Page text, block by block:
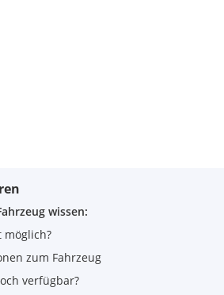
wissen:
möglich?
zum Fahrzeug
verfügbar?